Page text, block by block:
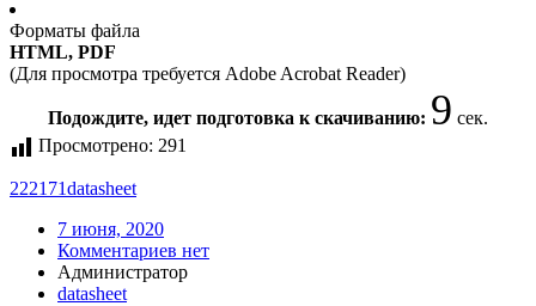
Форматы файла
HTML, PDF
(Для просмотра требуется Adobe Acrobat Reader)
Подождите, идет подготовка к скачиванию: 9 сек.
Просмотрено: 291
222171datasheet
7 июня, 2020
Комментариев нет
Администратор
datasheet